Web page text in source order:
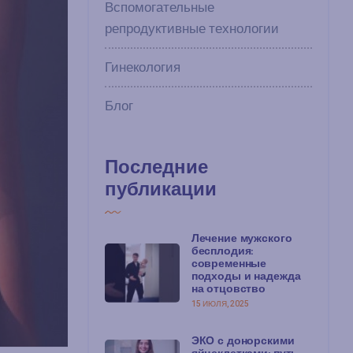
Вспомогательные
репродуктивные технологии
Гинекология
Блог
Последние
публикации
Лечение мужского
бесплодия:
современные
подходы и надежда
на отцовство
15 ИЮЛЯ, 2025
ЭКО с донорскими